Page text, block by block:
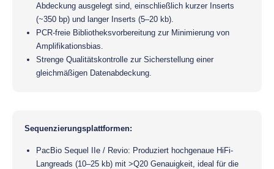
Abdeckung ausgelegt sind, einschließlich kurzer Inserts
(~350 bp) und langer Inserts (5–20 kb).
PCR-freie Bibliotheksvorbereitung zur Minimierung von
Amplifikationsbias.
Strenge Qualitätskontrolle zur Sicherstellung einer
gleichmäßigen Datenabdeckung.
Sequenzierungsplattformen:
PacBio Sequel IIe / Revio: Produziert hochgenaue HiFi-
Langreads (10–25 kb) mit >Q20 Genauigkeit, ideal für die